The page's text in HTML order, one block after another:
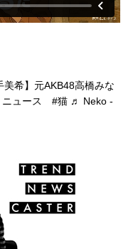
希】元AKB48高橋みな
ニュース #猫 ♬ Neko -